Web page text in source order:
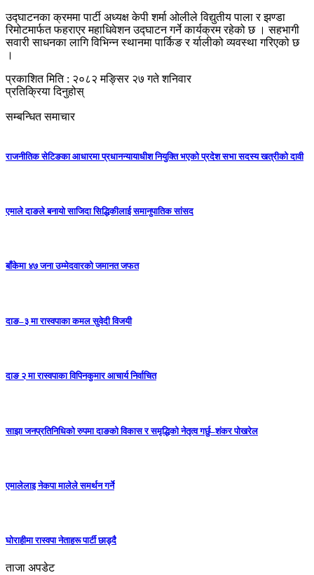
उद्घाटनका क्रममा पार्टी अध्यक्ष केपी शर्मा ओलीले विद्युतीय पाला र झण्डा
रिमोटमार्फत फहराएर महाधिवेशन उद्घाटन गर्ने कार्यक्रम रहेको छ । सहभागी
सवारी साधनका लागि विभिन्न स्थानमा पार्किङ र र्यालीको व्यवस्था गरिएको छ
।
प्रकाशित मिति : २०८२ मङ्सिर २७ गते शनिवार
प्रतिक्रिया दिनुहोस्
सम्बन्धित समाचार
राजनीतिक सेटिङका आधारमा प्रधानन्यायाधीश नियुक्ति भएको प्रदेश सभा सदस्य खत्रीको दावी
एमाले दाङले बनायाे साजिदा सिद्धिकीलाई समानुपातिक सांसद
बाँकेमा ४७ जना उम्मेदवारको जमानत जफत
दाङ–३ मा रास्वपाका कमल सुवेदी विजयी
दाङ २ मा रास्वपाका विपिनकुमार आचार्य निर्वाचित
साझा जनप्रतिनिधिको रुपमा दाङको विकास र समृद्धिको नेतृत्व गर्छु–शंकर पोखरेल
एमालेलाइ नेकपा मालेले समर्थन गर्ने
घोराहीमा रास्वपा नेताहरू पार्टी छाड्दै
ताजा अपडेट